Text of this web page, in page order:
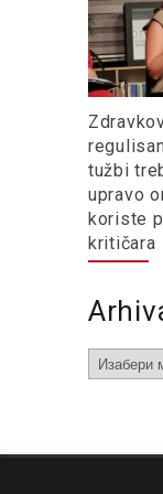
tužbi
upravo
koriste
kritičara
Arhiva